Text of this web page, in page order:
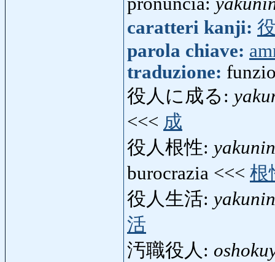
caratteri kanji:
parola chiave:
traduzione:
役人に成る:
<<< 成
役人根性:
burocrazia <<< 根
役人生活:
活
汚職役人: